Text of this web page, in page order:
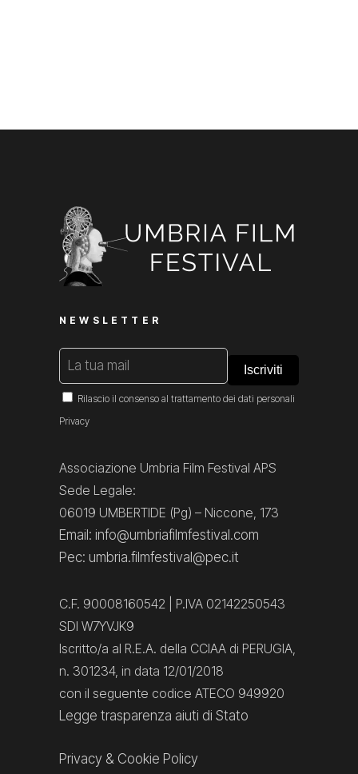
NEWSLETTER
Rilascio il consenso al trattamento dei dati personali
Privacy
Associazione Umbria Film Festival APS
Sede Legale:
06019 UMBERTIDE (Pg) – Niccone, 173
Email: info@umbriafilmfestival.com
Pec: umbria.filmfestival@pec.it
C.F. 90008160542 | P.IVA 02142250543
SDI W7YVJK9
Iscritto/a al R.E.A. della CCIAA di PERUGIA,
n. 301234, in data 12/01/2018
con il seguente codice ATECO 949920
Legge trasparenza aiuti di Stato
Privacy & Cookie Policy